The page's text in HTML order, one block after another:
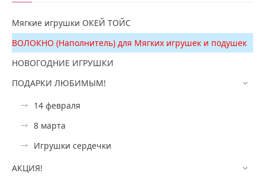
Мягкие игрушки ОКЕЙ ТОЙС
ВОЛОКНО (Наполнитель) для Мягких игрушек и подушек
НОВОГОДНИЕ ИГРУШКИ
ПОДАРКИ ЛЮБИМЫМ!
14 февраля
8 марта
Игрушки сердечки
АКЦИЯ!